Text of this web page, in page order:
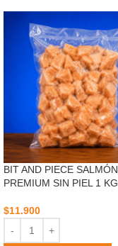
BIT AND PIECE SALMÓN
PREMIUM SIN PIEL 1 KG
$11.900